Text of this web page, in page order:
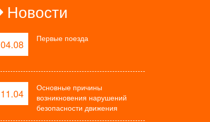
Новости
04.08 Первые поезда
11.04
Основные причины
возникновения нарушений
безопасности движения